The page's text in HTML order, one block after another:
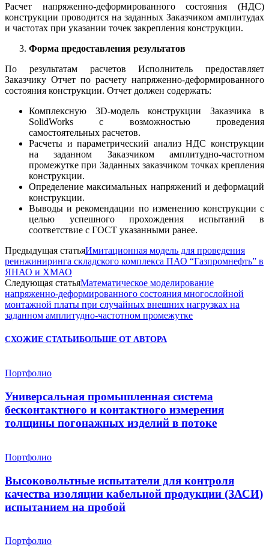
Расчет напряженно-деформированного состояния (НДС)
конструкции проводится на заданных Заказчиком амплитудах
и частотах при указании точек закрепления конструкции.
Форма предоставления результатов
По результатам расчетов Исполнитель предоставляет
Заказчику Отчет по расчету напряженно-деформированного
состояния конструкции. Отчет должен содержать:
Комплексную 3D-модель конструкции Заказчика в
SolidWorks с возможностью проведения
самостоятельных расчетов.
Расчеты и параметрический анализ НДС конструкции
на заданном Заказчиком амплитудно-частотном
промежутке при Заданных заказчиком точках крепления
конструкции.
Определение максимальных напряжений и деформаций
конструкции.
Выводы и рекомендации по изменению конструкции с
целью успешного прохождения испытаний в
соответствие с ГОСТ указанными ранее.
Предыдущая статьяИмитационная модель для проведения
реинжиниринга складского комплекса ПАО “Газпромнефть” в
ЯНАО и ХМАО
Следующая статьяМатематическое моделирование
напряженно-деформированного состояния многослойной
монтажной платы при случайных внешних нагрузках на
заданном амплитудно-частотном промежутке
СХОЖИЕ СТАТЬИБОЛЬШЕ ОТ АВТОРА
Портфолио
Универсальная промышленная система
бесконтактного и контактного измерения
толщины погонажных изделий в потоке
Портфолио
Высоковольтные испытатели для контроля
качества изоляции кабельной продукции (ЗАСИ)
испытанием на пробой
Портфолио